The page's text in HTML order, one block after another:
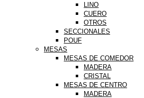
LINO
CUERO
OTROS
SECCIONALES
POUF
MESAS
MESAS DE COMEDOR
MADERA
CRISTAL
MESAS DE CENTRO
MADERA